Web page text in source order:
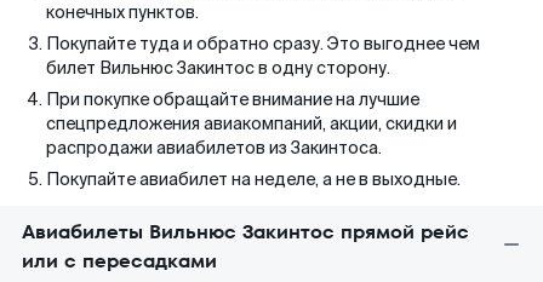
конечных пунктов.
Покупайте туда и обратно сразу. Это выгоднее чем
билет Вильнюс Закинтос в одну сторону.
При покупке обращайте внимание на лучшие
спецпредложения авиакомпаний, акции, скидки и
распродажи авиабилетов из Закинтоса.
Покупайте авиабилет на неделе, а не в выходные.
Авиабилеты Вильнюс Закинтос прямой рейс
или с пересадками